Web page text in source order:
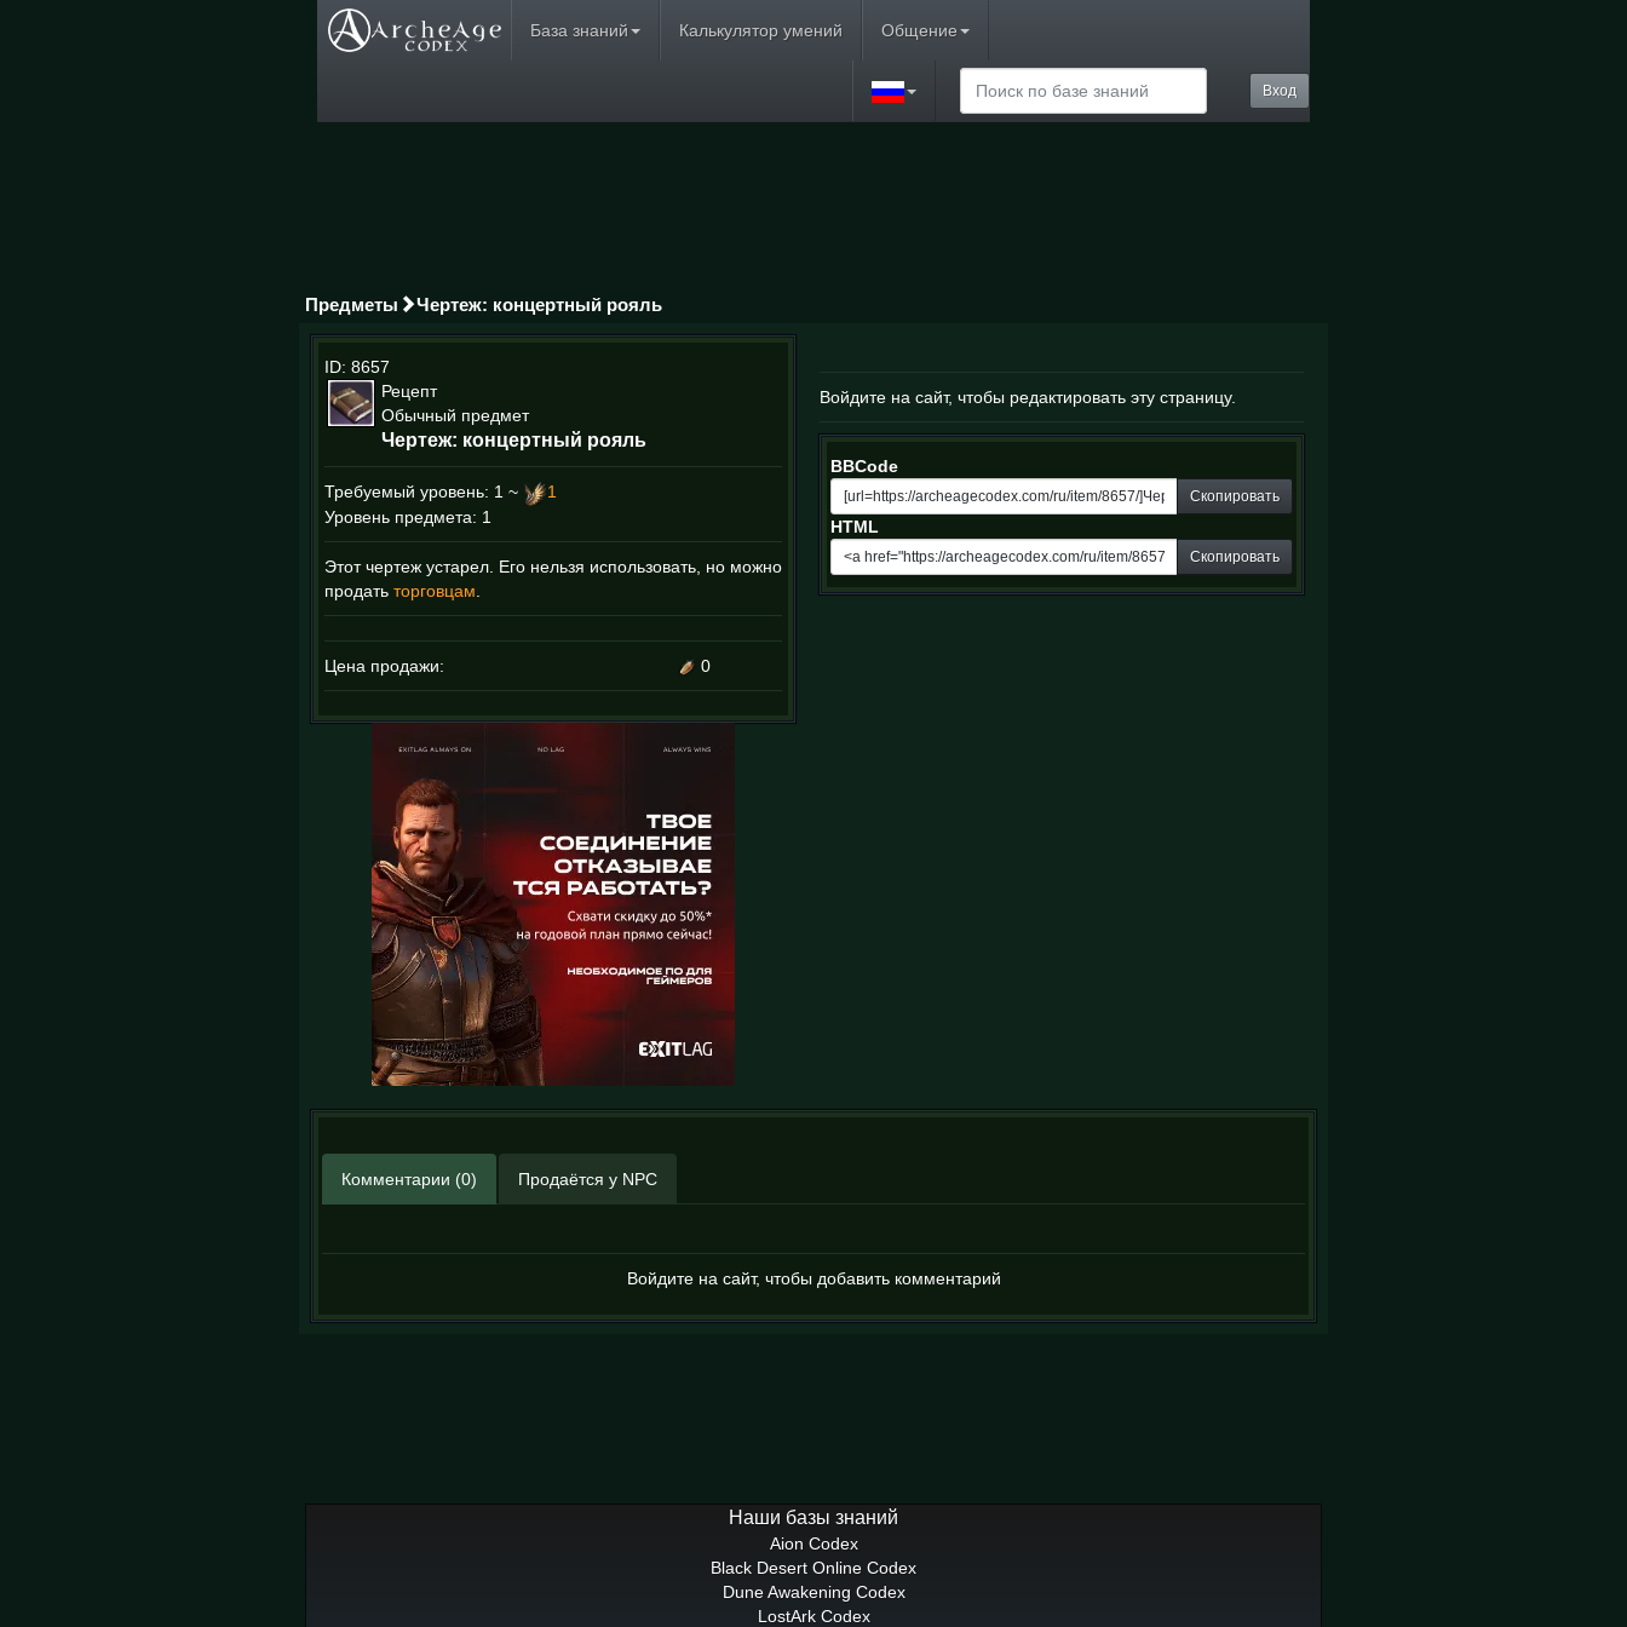
База знаний Калькулятор умений Общение
Вход
Предметы Чертеж: концертный рояль
ID: 8657
Рецепт
Обычный предмет
Чертеж: концертный рояль
Требуемый уровень: 1 ~
1
Уровень предмета: 1
Этот чертеж устарел. Его нельзя использовать, но можно
продать торговцам.
Цена продажи: 0
Войдите на сайт, чтобы редактировать эту страницу.
BBCode
Скопировать
HTML
Скопировать
Комментарии (0) Продаётся у NPC
Войдите на сайт, чтобы добавить комментарий
Наши базы знаний
Aion Codex
Black Desert Online Codex
Dune Awakening Codex
LostArk Codex